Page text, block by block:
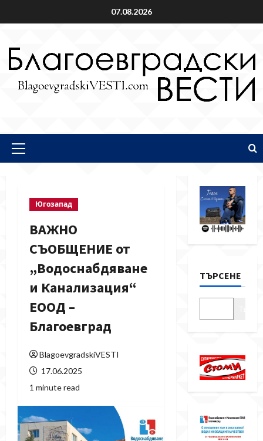
to
07.08.2026
Primary
Югозапад
ВАЖНО
СЪОБЩЕНИЕ от
„Водоснабдяване
и Канализация“
ЕООД –
Благоевград
BlagoevgradskiVESTI
17.06.2025
1 minute read
ТЪРСЕНЕ